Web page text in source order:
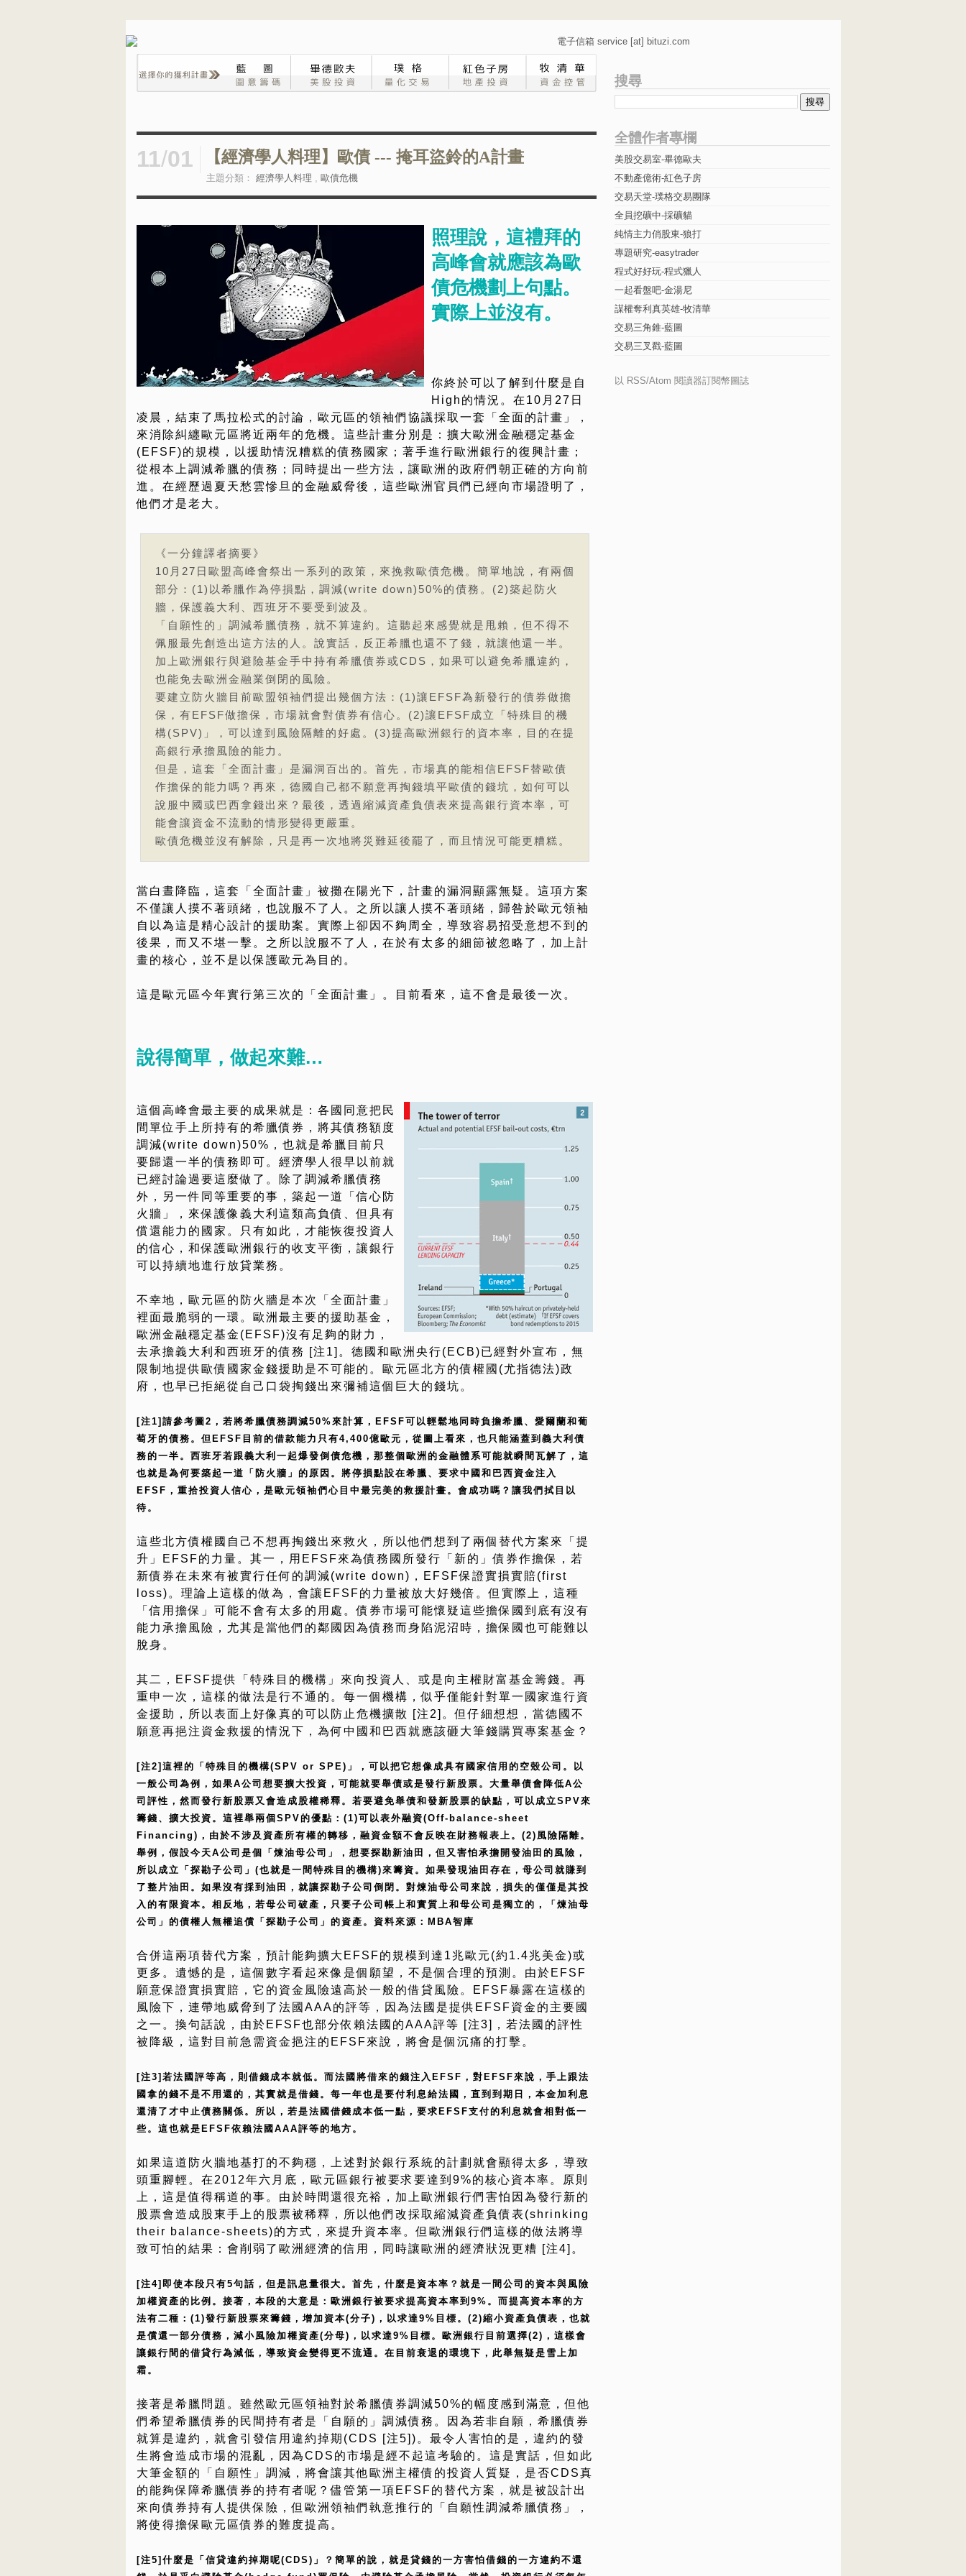
電子信箱 service [at] bituzi.com
11/01 【經濟學人料理】歐債 --- 掩耳盜鈴的A計畫
主題分類： 經濟學人料理 , 歐債危機
照理說，這禮拜的
高峰會就應該為歐
債危機劃上句點。
實際上並沒有。
你終於可以了解到什麼是自
High的情況。在10月27日
凌晨，結束了馬拉松式的討論，歐元區的領袖們協議採取一套「全面的計畫」，
來消除糾纏歐元區將近兩年的危機。這些計畫分別是：擴大歐洲金融穩定基金
(EFSF)的規模，以援助情況糟糕的債務國家；著手進行歐洲銀行的復興計畫；
從根本上調減希臘的債務；同時提出一些方法，讓歐洲的政府們朝正確的方向前
進。在經歷過夏天愁雲慘旦的金融威脅後，這些歐洲官員們已經向市場證明了，
他們才是老大。
《一分鐘譯者摘要》
10月27日歐盟高峰會祭出一系列的政策，來挽救歐債危機。簡單地說，有兩個
部分：(1)以希臘作為停損點，調減(write down)50%的債務。(2)築起防火
牆，保護義大利、西班牙不要受到波及。
「自願性的」調減希臘債務，就不算違約。這聽起來感覺就是甩賴，但不得不
佩服最先創造出這方法的人。說實話，反正希臘也還不了錢，就讓他還一半。
加上歐洲銀行與避險基金手中持有希臘債券或CDS，如果可以避免希臘違約，
也能免去歐洲金融業倒閉的風險。
要建立防火牆目前歐盟領袖們提出幾個方法：(1)讓EFSF為新發行的債券做擔
保，有EFSF做擔保，市場就會對債券有信心。(2)讓EFSF成立「特殊目的機
構(SPV)」，可以達到風險隔離的好處。(3)提高歐洲銀行的資本率，目的在提
高銀行承擔風險的能力。
但是，這套「全面計畫」是漏洞百出的。首先，市場真的能相信EFSF替歐債
作擔保的能力嗎？再來，德國自己都不願意再掏錢填平歐債的錢坑，如何可以
說服中國或巴西拿錢出來？最後，透過縮減資產負債表來提高銀行資本率，可
能會讓資金不流動的情形變得更嚴重。
歐債危機並沒有解除，只是再一次地將災難延後罷了，而且情況可能更糟糕。
當白晝降臨，這套「全面計畫」被攤在陽光下，計畫的漏洞顯露無疑。這項方案
不僅讓人摸不著頭緒，也說服不了人。之所以讓人摸不著頭緒，歸咎於歐元領袖
自以為這是精心設計的援助案。實際上卻因不夠周全，導致容易招受意想不到的
後果，而又不堪一擊。之所以說服不了人，在於有太多的細節被忽略了，加上計
畫的核心，並不是以保護歐元為目的。
這是歐元區今年實行第三次的「全面計畫」。目前看來，這不會是最後一次。
說得簡單，做起來難…
這個高峰會最主要的成果就是：各國同意把民
間單位手上所持有的希臘債券，將其債務額度
調減(write down)50%，也就是希臘目前只
要歸還一半的債務即可。經濟學人很早以前就
已經討論過要這麼做了。除了調減希臘債務
外，另一件同等重要的事，築起一道「信心防
火牆」，來保護像義大利這類高負債、但具有
償還能力的國家。只有如此，才能恢復投資人
的信心，和保護歐洲銀行的收支平衡，讓銀行
可以持續地進行放貸業務。
不幸地，歐元區的防火牆是本次「全面計畫」
裡面最脆弱的一環。歐洲最主要的援助基金，
歐洲金融穩定基金(EFSF)沒有足夠的財力，
去承擔義大利和西班牙的債務 [注1]。德國和歐洲央行(ECB)已經對外宣布，無
限制地提供歐債國家金錢援助是不可能的。歐元區北方的債權國(尤指德法)政
府，也早已拒絕從自己口袋掏錢出來彌補這個巨大的錢坑。
[注1]請參考圖2，若將希臘債務調減50%來計算，EFSF可以輕鬆地同時負擔希臘、愛爾蘭和葡
萄牙的債務。但EFSF目前的借款能力只有4,400億歐元，從圖上看來，也只能涵蓋到義大利債
務的一半。西班牙若跟義大利一起爆發倒債危機，那整個歐洲的金融體系可能就瞬間瓦解了，這
也就是為何要築起一道「防火牆」的原因。將停損點設在希臘、要求中國和巴西資金注入
EFSF，重拾投資人信心，是歐元領袖們心目中最完美的救援計畫。會成功嗎？讓我們拭目以
待。
這些北方債權國自己不想再掏錢出來救火，所以他們想到了兩個替代方案來「提
升」EFSF的力量。其一，用EFSF來為債務國所發行「新的」債券作擔保，若
新債券在未來有被實行任何的調減(write down)，EFSF保證實損實賠(first
loss)。理論上這樣的做為，會讓EFSF的力量被放大好幾倍。但實際上，這種
「信用擔保」可能不會有太多的用處。債券市場可能懷疑這些擔保國到底有沒有
能力承擔風險，尤其是當他們的鄰國因為債務而身陷泥沼時，擔保國也可能難以
脫身。
其二，EFSF提供「特殊目的機構」來向投資人、或是向主權財富基金籌錢。再
重申一次，這樣的做法是行不通的。每一個機構，似乎僅能針對單一國家進行資
金援助，所以表面上好像真的可以防止危機擴散 [注2]。但仔細想想，當德國不
願意再挹注資金救援的情況下，為何中國和巴西就應該砸大筆錢購買專案基金？
[注2]這裡的「特殊目的機構(SPV or SPE)」，可以把它想像成具有國家信用的空殼公司。以
一般公司為例，如果A公司想要擴大投資，可能就要舉債或是發行新股票。大量舉債會降低A公
司評性，然而發行新股票又會造成股權稀釋。若要避免舉債和發新股票的缺點，可以成立SPV來
籌錢、擴大投資。這裡舉兩個SPV的優點：(1)可以表外融資(Off-balance-sheet
Financing)，由於不涉及資產所有權的轉移，融資金額不會反映在財務報表上。(2)風險隔離。
舉例，假設今天A公司是個「煉油母公司」，想要探勘新油田，但又害怕承擔開發油田的風險，
所以成立「探勘子公司」(也就是一間特殊目的機構)來籌資。如果發現油田存在，母公司就賺到
了整片油田。如果沒有採到油田，就讓探勘子公司倒閉。對煉油母公司來說，損失的僅僅是其投
入的有限資本。相反地，若母公司破產，只要子公司帳上和實質上和母公司是獨立的，「煉油母
公司」的債權人無權追償「探勘子公司」的資產。資料來源：MBA智庫
合併這兩項替代方案，預計能夠擴大EFSF的規模到達1兆歐元(約1.4兆美金)或
更多。遺憾的是，這個數字看起來像是個願望，不是個合理的預測。由於EFSF
願意保證實損實賠，它的資金風險遠高於一般的借貸風險。EFSF暴露在這樣的
風險下，連帶地威脅到了法國AAA的評等，因為法國是提供EFSF資金的主要國
之一。換句話說，由於EFSF也部分依賴法國的AAA評等 [注3]，若法國的評性
被降級，這對目前急需資金挹注的EFSF來說，將會是個沉痛的打擊。
[注3]若法國評等高，則借錢成本就低。而法國將借來的錢注入EFSF，對EFSF來說，手上跟法
國拿的錢不是不用還的，其實就是借錢。每一年也是要付利息給法國，直到到期日，本金加利息
還清了才中止債務關係。所以，若是法國借錢成本低一點，要求EFSF支付的利息就會相對低一
些。這也就是EFSF依賴法國AAA評等的地方。
如果這道防火牆地基打的不夠穩，上述對於銀行系統的計劃就會顯得太多，導致
頭重腳輕。在2012年六月底，歐元區銀行被要求要達到9%的核心資本率。原則
上，這是值得稱道的事。由於時間還很充裕，加上歐洲銀行們害怕因為發行新的
股票會造成股東手上的股票被稀釋，所以他們改採取縮減資產負債表(shrinking
their balance-sheets)的方式，來提升資本率。但歐洲銀行們這樣的做法將導
致可怕的結果：會削弱了歐洲經濟的信用，同時讓歐洲的經濟狀況更糟 [注4]。
[注4]即使本段只有5句話，但是訊息量很大。首先，什麼是資本率？就是一間公司的資本與風險
加權資產的比例。接著，本段的大意是：歐洲銀行被要求提高資本率到9%。而提高資本率的方
法有二種：(1)發行新股票來籌錢，增加資本(分子)，以求達9%目標。(2)縮小資產負債表，也就
是償還一部分債務，減小風險加權資產(分母)，以求達9%目標。歐洲銀行目前選擇(2)，這樣會
讓銀行間的借貸行為減低，導致資金變得更不流通。在目前衰退的環境下，此舉無疑是雪上加
霜。
接著是希臘問題。雖然歐元區領袖對於希臘債券調減50%的幅度感到滿意，但他
們希望希臘債券的民間持有者是「自願的」調減債務。因為若非自願，希臘債券
就算是違約，就會引發信用違約掉期(CDS [注5])。最令人害怕的是，違約的發
生將會造成市場的混亂，因為CDS的市場是經不起這考驗的。這是實話，但如此
大筆金額的「自願性」調減，將會讓其他歐洲主權債的投資人質疑，是否CDS真
的能夠保障希臘債券的持有者呢？儘管第一項EFSF的替代方案，就是被設計出
來向債券持有人提供保險，但歐洲領袖們執意推行的「自願性調減希臘債務」，
將使得擔保歐元區債券的難度提高。
[注5]什麼是「信貸違約掉期呢(CDS)」？簡單的說，就是貸錢的一方害怕借錢的一方違約不還
搜尋
全體作者專欄
美股交易室-畢德歐夫
不動產億術-紅色子房
交易天堂-璞格交易團隊
全員挖礦中-採礦貓
純情主力俏股東-狼打
專題研究-easytrader
程式好好玩-程式獵人
一起看盤吧-金湯尼
謀權奪利真英雄-牧清華
交易三角錐-藍圖
交易三叉戳-藍圖
以 RSS/Atom 閱讀器訂閱幣圖誌